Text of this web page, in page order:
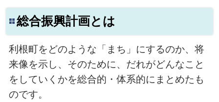
総合振興計画とは
利根町をどのような「まち」にするのか、将
来像を示し、そのために、だれがどんなこと
をしていくかを総合的・体系的にまとめたも
のです。